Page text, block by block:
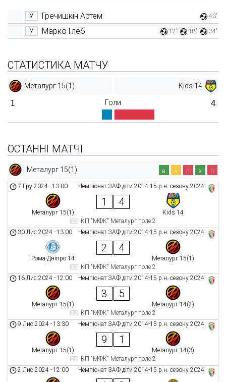
У Гречишкін Артем 43'
У Марко Глеб 12' 18' 34'
СТАТИСТИКА МАТЧУ
Металург 15(1) Kids 14
1 Голи 4
ОСТАННІ МАТЧІ
Металург 15(1) в н п в п
Чемпіонат ЗАФ діти 2014-15 р.н. сезону 2024
7 Гру 2024 -13:00
Металург 15(1)
1 4
Kids 14
КП "МФК" Металург поле 2
Чемпіонат ЗАФ діти 2014-15 р.н. сезону 2024
30 Лис 2024 -13:00
Рома-Дніпро 14
2 4
Металург 15(1)
КП "МФК" Металург поле 2
Чемпіонат ЗАФ діти 2014-15 р.н. сезону 2024
16 Лис 2024 -12:00
Металург 15(1)
3 5
Металург 14(2)
КП "МФК" Металург поле 2
Чемпіонат ЗАФ діти 2014-15 р.н. сезону 2024
9 Лис 2024 -13:30
Металург 15(1)
9 1
Металург 14(3)
КП "МФК" Металург поле 2
Чемпіонат ЗАФ діти 2014-15 р.н. сезону 2024
2 Лис 2024 -12:00